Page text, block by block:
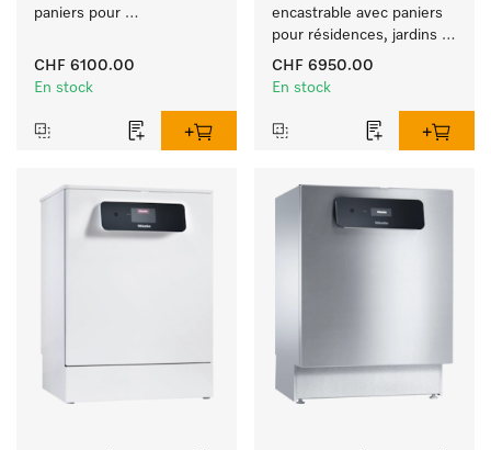
paniers pour
les restaurants et les
traiteurs.
CHF 6100.00
En stock
encastrable avec paniers
pour résidences, jardins
d'enfants et espaces à
exigence d'hygiène.
CHF 6950.00
En stock